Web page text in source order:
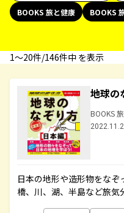
BOOKS 旅と健康
BOOKS
1〜20件/146件中 を表示
地球
BOOKS
日本の地形や造形物をな
橋、川、湖、半島など旅気